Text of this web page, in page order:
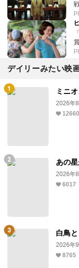
デイリーみたい映
ミニ
2026年
12660
あの
2026年
6017
白鳥
2026年
8765